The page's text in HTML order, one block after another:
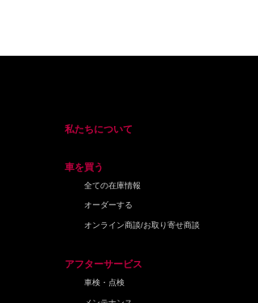
私たちについて
車を買う
全ての在庫情報
オーダーする
オンライン商談/お取り寄せ商談
アフターサービス
車検・点検